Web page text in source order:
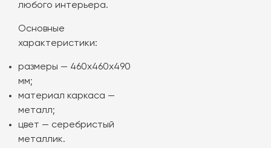
любого интерьера.
Основные
характеристики:
размеры — 460х460х490
мм;
материал каркаса —
металл;
цвет — серебристый
металлик.